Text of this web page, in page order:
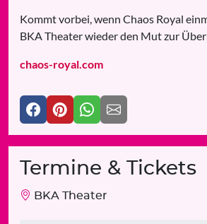
Kommt vorbei, wenn Chaos Royal
BKA Theater wieder den Mut zur
chaos-royal.com
Termine & Tickets
BKA Theater